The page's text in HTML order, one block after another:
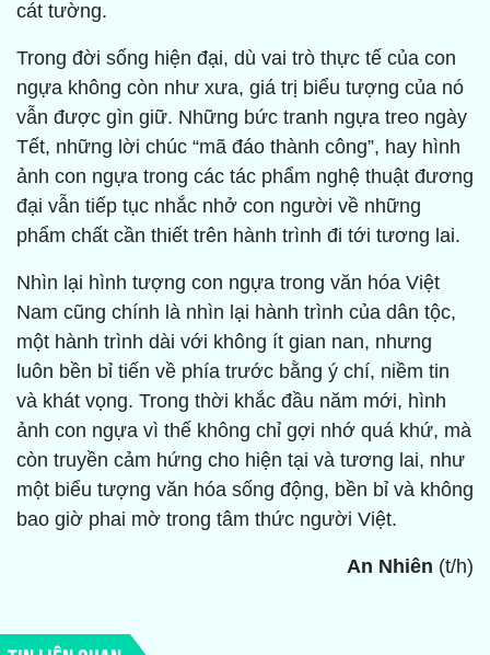
cát tường.
Trong đời sống hiện đại, dù vai trò thực tế của con
ngựa không còn như xưa, giá trị biểu tượng của nó
vẫn được gìn giữ. Những bức tranh ngựa treo ngày
Tết, những lời chúc “mã đáo thành công”, hay hình
ảnh con ngựa trong các tác phẩm nghệ thuật đương
đại vẫn tiếp tục nhắc nhở con người về những
phẩm chất cần thiết trên hành trình đi tới tương lai.
Nhìn lại hình tượng con ngựa trong văn hóa Việt
Nam cũng chính là nhìn lại hành trình của dân tộc,
một hành trình dài với không ít gian nan, nhưng
luôn bền bỉ tiến về phía trước bằng ý chí, niềm tin
và khát vọng. Trong thời khắc đầu năm mới, hình
ảnh con ngựa vì thế không chỉ gợi nhớ quá khứ, mà
còn truyền cảm hứng cho hiện tại và tương lai, như
một biểu tượng văn hóa sống động, bền bỉ và không
bao giờ phai mờ trong tâm thức người Việt.
An Nhiên (t/h)